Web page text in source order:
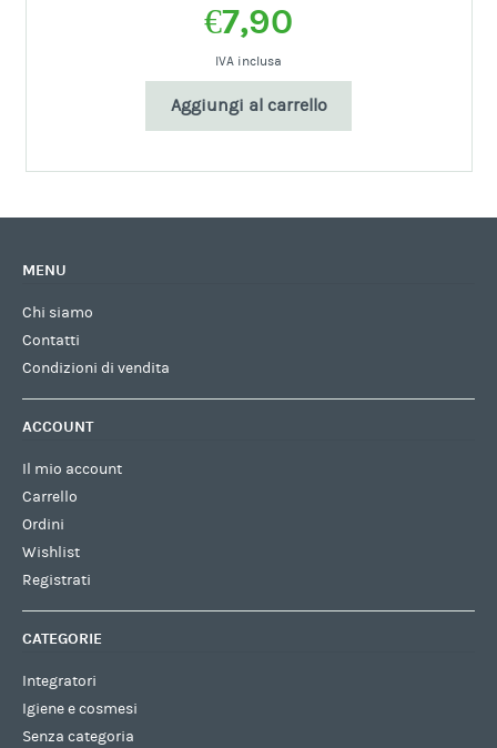
€7,90
IVA inclusa
Aggiungi al carrello
MENU
Chi siamo
Contatti
Condizioni di vendita
ACCOUNT
Il mio account
Carrello
Ordini
Wishlist
Registrati
CATEGORIE
Integratori
Igiene e cosmesi
Senza categoria